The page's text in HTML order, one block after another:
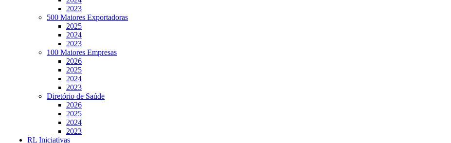
2023
500 Maiores Exportadoras
2025
2024
2023
100 Maiores Empresas
2026
2025
2024
2023
Diretório de Saúde
2026
2025
2024
2023
RL Iniciativas